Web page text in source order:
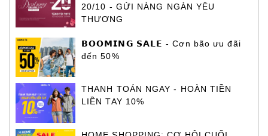
20/10 - GỬI NÀNG NGÀN YÊU
THƯƠNG
𝗕𝗢𝗢𝗠𝗜𝗡𝗚 𝗦𝗔𝗟𝗘 - Cơn bão ưu đãi
đến 50%
THANH TOÁN NGAY - HOÀN TIỀN
LIỀN TAY 10%